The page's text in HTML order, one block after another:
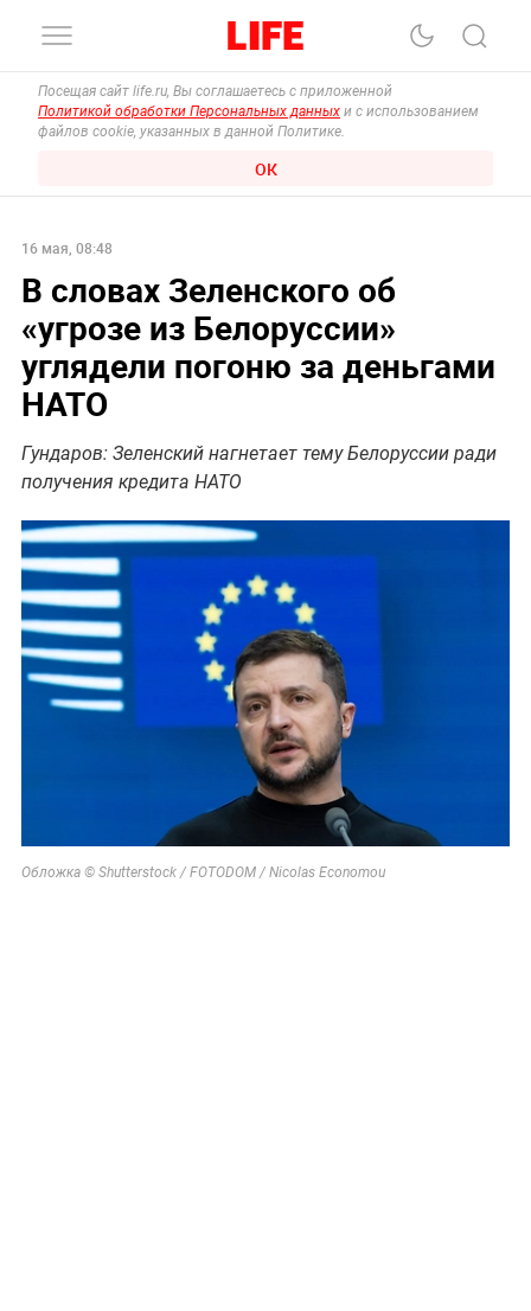
Посещая сайт life.ru, Вы соглашаетесь с приложенной
Политикой обработки Персональных данных и с использованием
файлов cookie, указанных в данной Политике.
ОК
16 мая, 08:48
В словах Зеленского об
«угрозе из Белоруссии»
углядели погоню за деньгами
НАТО
Гундаров: Зеленский нагнетает тему Белоруссии ради
получения кредита НАТО
Обложка © Shutterstock / FOTODOM / Nicolas Economou